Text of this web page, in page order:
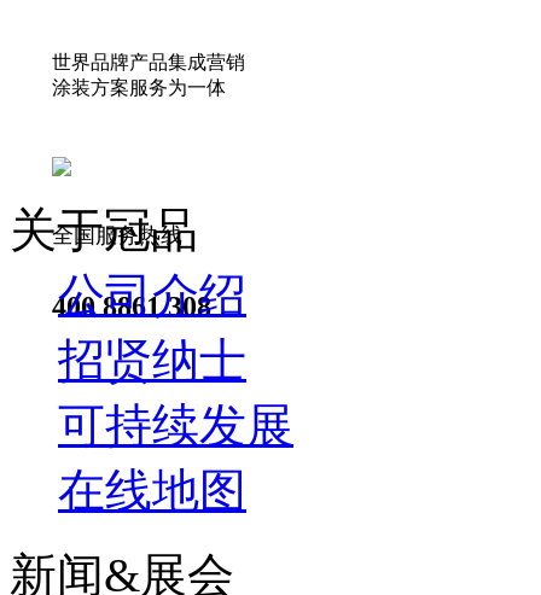
世界品牌产品集成营销
涂装方案服务为一体
全国服务热线
400 8861 308
关于冠品
公司介绍
招贤纳士
可持续发展
在线地图
新闻&展会